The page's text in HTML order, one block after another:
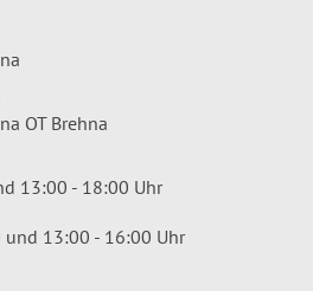
OT Brehna
13:00 - 18:00 Uhr
13:00 - 16:00 Uhr